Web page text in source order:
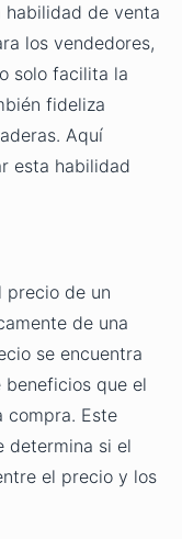
habilidad de venta
los vendedores,
solo facilita la
fideliza
Aquí
esta habilidad
precio de un
de una
se encuentra
beneficios que el
compra. Este
determina si el
el precio y los